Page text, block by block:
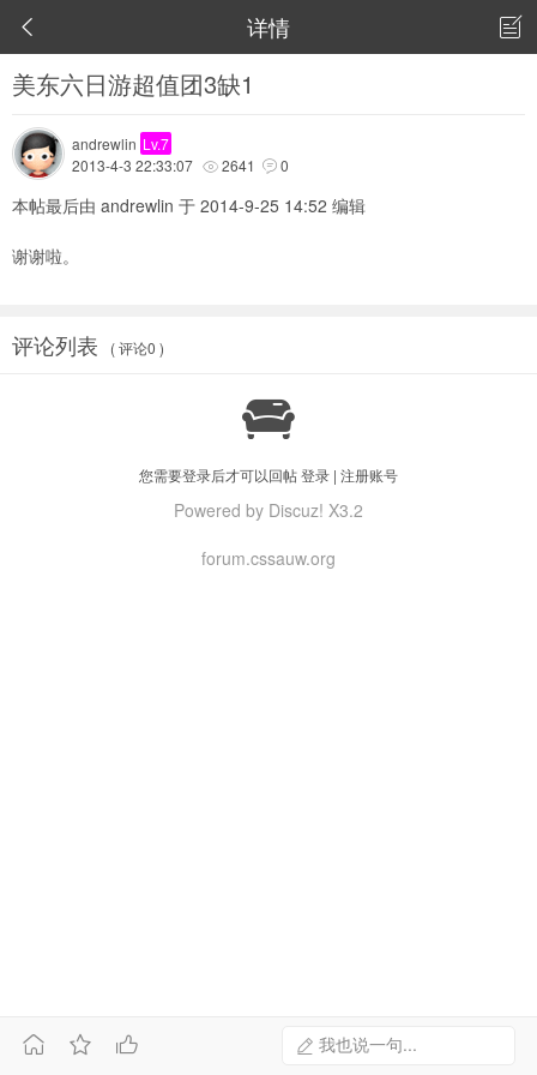
 详情 
美东六日游超值团3缺1
andrewlin Lv.7
2013-4-3 22:33:07  2641  0
本帖最后由 andrewlin 于 2014-9-25 14:52 编辑
谢谢啦。
评论列表 ( 评论0 )

您需要登录后才可以回帖登录 | 注册账号
我也说一句...
  
Powered by Discuz! X3.2
forum.cssauw.org